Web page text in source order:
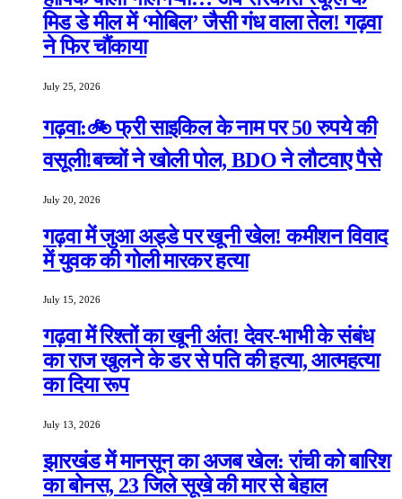
मिड डे मील में ‘मोबिल’ जैसी गंध वाला तेल! गढ़वा
ने फिर चौंकाया
July 25, 2026
गढ़वा:🚲 फ्री साइकिल के नाम पर 50 रुपये की
वसूली!बच्चों ने खोली पोल, BDO ने लौटवाए पैसे
July 20, 2026
गढ़वा में जुआ अड्डे पर खूनी खेल! कमीशन विवाद
में युवक की गोली मारकर हत्या
July 15, 2026
गढ़वा में रिश्तों का खूनी अंत! देवर-भाभी के संबंध
का राज खुलने के डर से पति की हत्या, आत्महत्या
का दिया रूप
July 13, 2026
झारखंड में मानसून का अजब खेल: रांची को बारिश
का बोनस, 23 जिले सूखे की मार से बेहाल